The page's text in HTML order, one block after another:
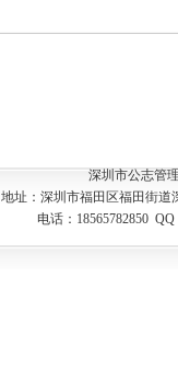
深圳市公志管
地址：深圳市福田区福田街
电话：18565782850